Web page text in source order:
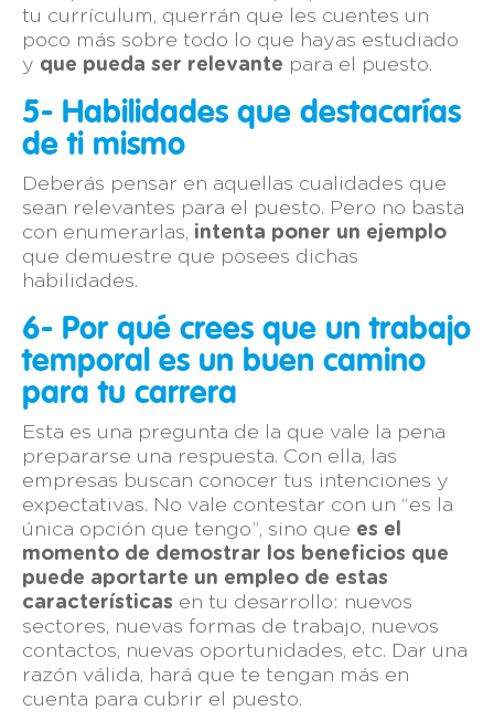
tu currículum, querrán que les cuentes un
poco más sobre todo lo que hayas estudiado
y que pueda ser relevante para el puesto.
5- Habilidades que destacarías
de ti mismo
Deberás pensar en aquellas cualidades que
sean relevantes para el puesto. Pero no basta
con enumerarlas, intenta poner un ejemplo
que demuestre que posees dichas
habilidades.
6- Por qué crees que un trabajo
temporal es un buen camino
para tu carrera
Esta es una pregunta de la que vale la pena
prepararse una respuesta. Con ella, las
empresas buscan conocer tus intenciones y
expectativas. No vale contestar con un “es la
única opción que tengo”, sino que es el
momento de demostrar los beneficios que
puede aportarte un empleo de estas
características en tu desarrollo: nuevos
sectores, nuevas formas de trabajo, nuevos
contactos, nuevas oportunidades, etc. Dar una
razón válida, hará que te tengan más en
cuenta para cubrir el puesto.